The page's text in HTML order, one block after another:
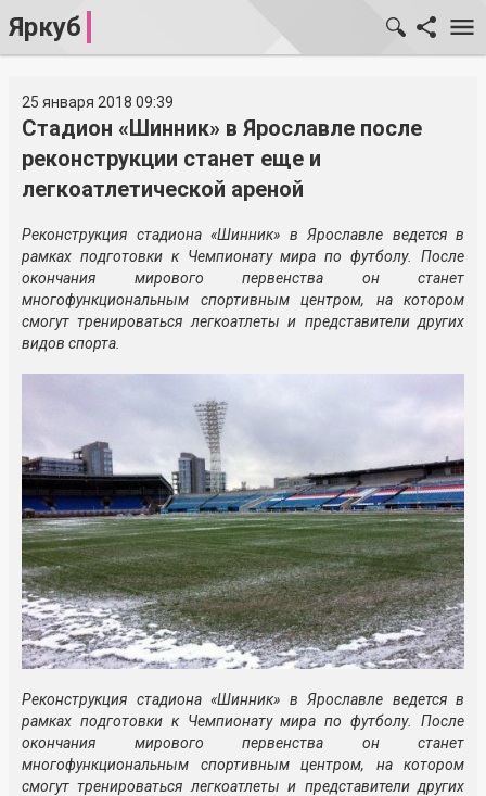
Яркуб
25 января 2018 09:39
Стадион «Шинник» в Ярославле после
реконструкции станет еще и
легкоатлетической ареной
Реконструкция стадиона «Шинник» в Ярославле ведется в
рамках подготовки к Чемпионату мира по футболу. После
окончания мирового первенства он станет
многофункциональным спортивным центром, на котором
смогут тренироваться легкоатлеты и представители других
видов спорта.
Реконструкция стадиона «Шинник» в Ярославле ведется в
рамках подготовки к Чемпионату мира по футболу. После
окончания мирового первенства он станет
многофункциональным спортивным центром, на котором
смогут тренироваться легкоатлеты и представители других